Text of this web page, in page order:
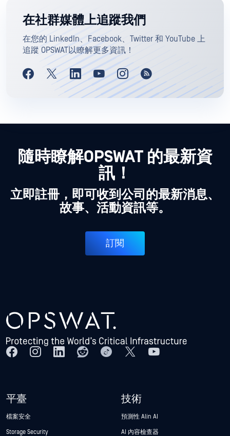
在社群媒體上追蹤我們
在您的 LinkedIn、Facebook、Twitter 和 YouTube 上
追蹤 OPSWAT以瞭解更多資訊！
隨時瞭解OPSWAT 的最新資
訊！
立即註冊，即可收到公司的最新消息、
故事、活動資訊等。
訂閱
平臺
檔案安全
Storage Security
技術
預測性 Alin AI
AI 內容檢查器